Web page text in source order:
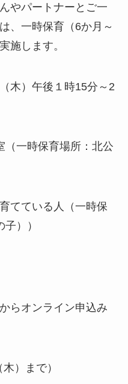
やパートナーとご一
、一時保育（6か月～
施します。
木）午後１時15分～2
一時保育場所：北公
てている人（一時保
））
らオンライン申込み
）まで）